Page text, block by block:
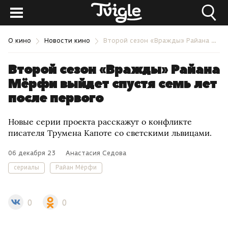
О кино Новости кино Второй сезон «Вражды» Райана Мёрфи выйдет спустя семь лет после первого
Второй сезон «Вражды» Райана
Мёрфи выйдет спустя семь лет
после первого
Новые серии проекта расскажут о конфликте
писателя Трумена Капоте со светскими львицами.
06 декабря 23 Анастасия Седова
сериалы Райан Мёрфи
0 0